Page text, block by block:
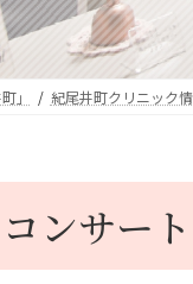
」 紀尾井町クリニック
ンサート